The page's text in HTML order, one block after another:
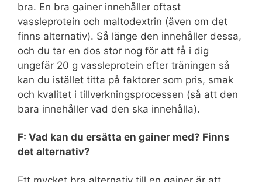
bra. En bra gainer innehåller oftast
vassleprotein och maltodextrin (även om det
finns alternativ). Så länge den innehåller dessa,
och du tar en dos stor nog för att få i dig
ungefär 20 g vassleprotein efter träningen så
kan du istället titta på faktorer som pris, smak
och kvalitet i tillverkningsprocessen (så att den
bara innehåller vad den ska innehålla).
F: Vad kan du ersätta en gainer med? Finns
det alternativ?